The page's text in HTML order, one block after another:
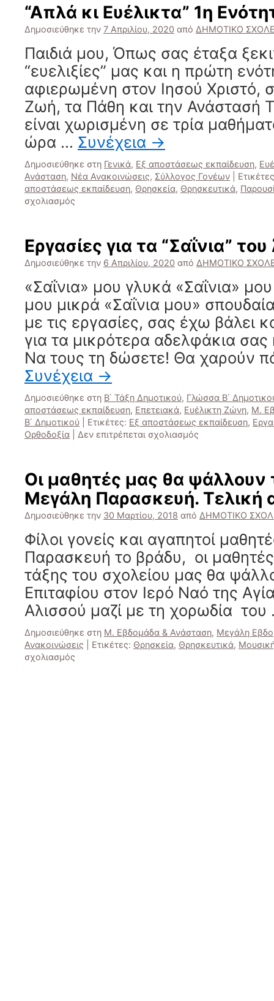
Έτοιμες
οι
εργασίες
“Απλά κι Ευέλικτα” 1η
Δημοσιεύθηκε την 7 Απριλίου, 2020 από ΔΗΜΟΤΙΚΟ
Παιδιά μου, Όπως σας έταξα
“ευελιξίες” μας και η πρώτη
αφιερωμένη στον Ιησού Χριστό,
Ζωή, τα Πάθη και την Ανάστασή
είναι χωρισμένη σε τρία
ώρα … Συνέχεια →
Δημοσιεύθηκε στη Γενικά, Εξ αποστάσεως εκπαίδευση,
Ανάσταση, Νέα Ανακοινώσεις, Σύλλογος Γονέων
αποστάσεως εκπαίδευση, Θρησκεία, Θρησκευτικά,
σχολιασμός
Ευέλικτα”
1η
Ενότητα
Art
more
Εργασίες για τα “Σαΐνια”
Δημοσιεύθηκε την 6 Απριλίου, 2020 από ΔΗΜΟΤΙΚΟ
«Σαΐνια» μου γλυκά «Σαΐνια»
μου μικρά «Σαΐνια μου»
με τις εργασίες, σας έχω βάλει
για τα μικρότερα αδελφάκια
Να τους τη δώσετε! Θα χαρούν
Συνέχεια →
Δημοσιεύθηκε στη Β΄ Τάξη Δημοτικού, Γλώσσα Β΄
αποστάσεως εκπαίδευση, Επετειακά, Ευέλικτη Ζώνη, Μ.
Β΄ Δημοτικού
Ετικέτες: Εξ αποστάσεως εκπαίδευση,
Ορθοδοξία
Δεν επιτρέπεται σχολιασμός
τα
“Σαΐνια”
του
Άνω
Αλισσού
Οι μαθητές μας θα ψάλλουν
Μεγάλη Παρασκευή. Τελική
Δημοσιεύθηκε την 30 Μαρτίου, 2018 από ΔΗΜΟΤΙΚΟ
Φίλοι γονείς και αγαπητοί
Παρασκευή το βράδυ, οι μαθητές
τάξης του σχολείου μας θα
Επιταφίου στον Ιερό Ναό της
Αλισσού μαζί με τη χορωδία
Δημοσιεύθηκε στη Μ. Εβδομάδα & Ανάσταση, Μεγάλη
Ανακοινώσεις
Ετικέτες: Θρησκεία, Θρησκευτικά,
σχολιασμός